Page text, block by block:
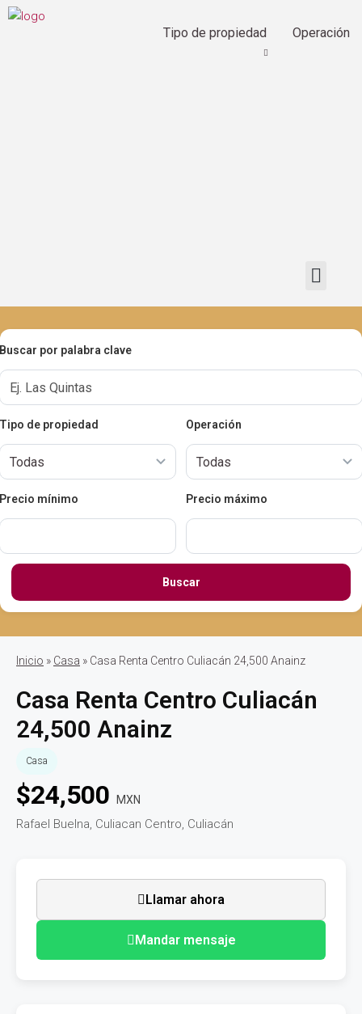
Tipo de propiedad Operación
Buscar por palabra clave
Tipo de propiedad Operación
Precio mínimo Precio máximo
Buscar
Inicio » Casa » Casa Renta Centro Culiacán 24,500 Anainz
Casa Renta Centro Culiacán
24,500 Anainz
Casa
$24,500 MXN
Rafael Buelna, Culiacan Centro, Culiacán
Llamar ahora
Mandar mensaje